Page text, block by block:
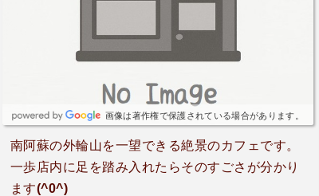
画像は著作権で保護されている場合があります。
南阿蘇の外輪山を一望できる絶景のカフェです。
一歩店内に足を踏み入れたらそのすごさが分かり
ます(^0^)